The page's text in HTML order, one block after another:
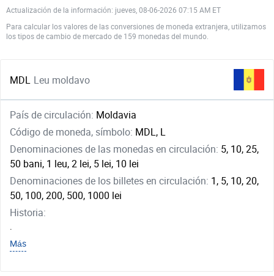
Actualización de la información: jueves, 08-06-2026 07:15 AM ET
Para calcular los valores de las conversiones de moneda extranjera, utilizamos
los tipos de cambio de mercado de 159 monedas del mundo.
MDL Leu moldavo
País de circulación: Moldavia
Código de moneda, símbolo: MDL, L
Denominaciones de las monedas en circulación: 5, 10, 25,
50 bani, 1 leu, 2 lei, 5 lei, 10 lei
Denominaciones de los billetes en circulación: 1, 5, 10, 20,
50, 100, 200, 500, 1000 lei
Historia:
.
Más